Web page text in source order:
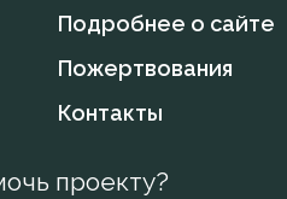
Подробнее о сайте
Пожертвования
Контакты
проекту?